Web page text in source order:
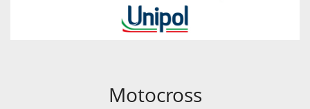
Motocross